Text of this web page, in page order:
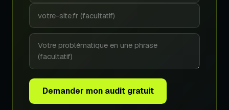
Demander mon audit gratuit